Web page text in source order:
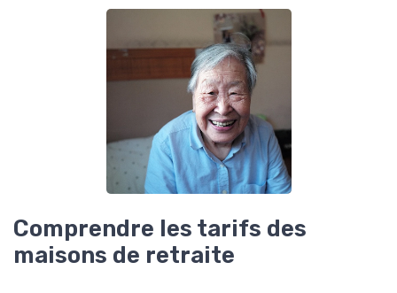
Comprendre les tarifs des
maisons de retraite